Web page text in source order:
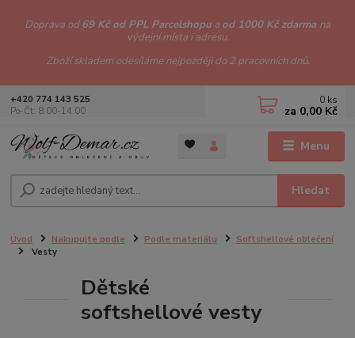
Doprava od69 Kč od PPL Parcelshopu a od 1000 Kč zdarma na
výdejní místa i adresu.
Zboží skladem odesíláme nejpozději do 2 pracovních dnů.
Menu
Hledat
+420 774 143 525
Po-Čt: 8.00-14.00
0 ks
za 0,00 Kč
Úvod Nakupujte podle Podle materiálu
Softshellové oblečení
Vesty
Dětské
softshellové vesty